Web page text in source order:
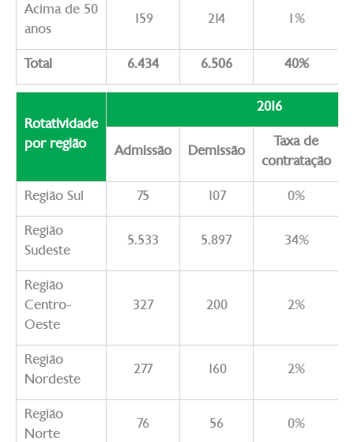
Acima de 50
anos
159 214 1%
Total 6.434 6.506 40%
Rotatividade
por região
2016
Admissão Demissão
Taxa de
contratação
Região Sul 75 107 0%
Região
Sudeste
5.533 5.897 34%
Região
Centro-
Oeste
327 200 2%
Região
Nordeste
277 160 2%
Região
Norte
76 56 0%